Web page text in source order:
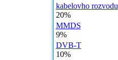
kabelovho rozvodu
20%
MMDS
9%
DVB-T
10%